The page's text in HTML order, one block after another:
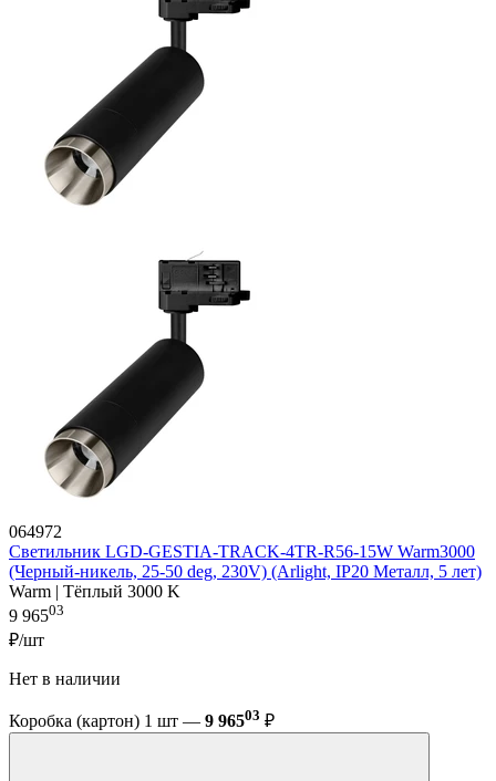
064972
Светильник LGD-GESTIA-TRACK-4TR-R56-15W Warm3000
(Черный-никель, 25-50 deg, 230V) (Arlight, IP20 Металл, 5 лет)
Warm | Тёплый 3000 K
9 96503
₽/шт
Нет в наличии
Коробка (картон) 1 шт — 9 96503 ₽